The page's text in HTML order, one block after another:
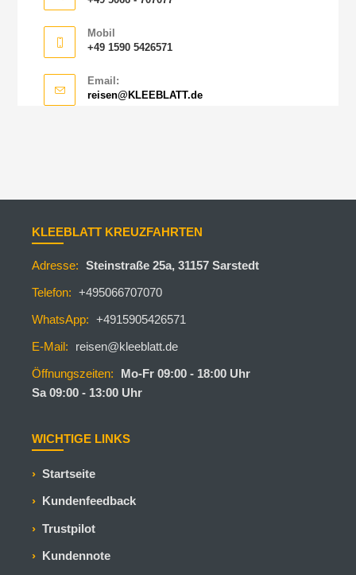
Mobil
+49 1590 5426571
Email:
reisen@KLEEBLATT.de
KLEEBLATT KREUZFAHRTEN
Adresse: Steinstraße 25a, 31157 Sarstedt
Telefon: +495066707070
WhatsApp: +4915905426571
E-Mail:
reisen@kleeblatt.de
Öffnungszeiten:
Mo-Fr 09:00 - 18:00 Uhr
Sa 09:00 - 13:00 Uhr
WICHTIGE LINKS
Startseite
Kundenfeedback
Trustpilot
Kundennote